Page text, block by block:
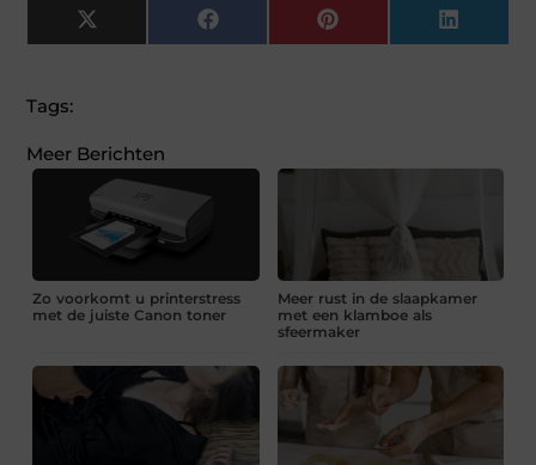
X
(Twitter)
Facebook Pinterest
Tags:
Meer Berichten
Zo voorkomt u printerstress
met de juiste Canon toner
Meer rust in de slaapkamer
met een klamboe als
sfeermaker